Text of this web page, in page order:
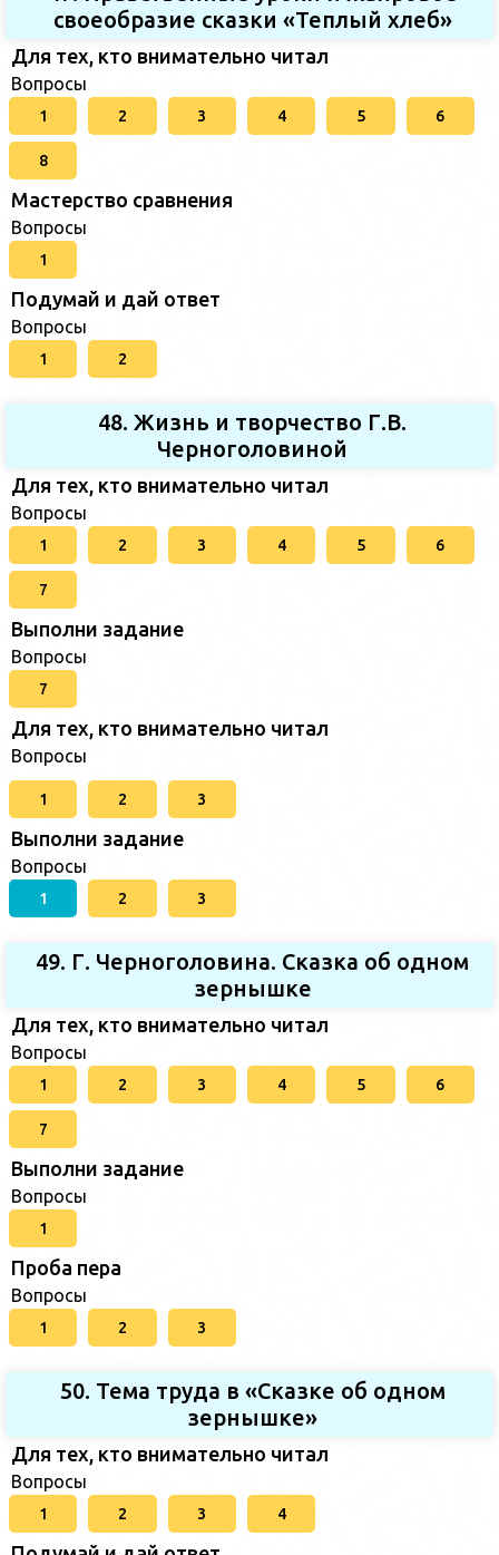
своеобразие сказки «Теплый хлеб»
Для тех, кто внимательно читал
Вопросы
1 2 3 4 5 6
8
Мастерство сравнения
Вопросы
1
Подумай и дай ответ
Вопросы
1 2
48. Жизнь и творчество Г.В.
Черноголовиной
Для тех, кто внимательно читал
Вопросы
1 2 3 4 5 6
7
Выполни задание
Вопросы
7
Для тех, кто внимательно читал
Вопросы
1 2 3
Выполни задание
Вопросы
1 2 3
49. Г. Черноголовина. Сказка об одном
зернышке
Для тех, кто внимательно читал
Вопросы
1 2 3 4 5 6
7
Выполни задание
Вопросы
1
Проба пера
Вопросы
1 2 3
50. Тема труда в «Сказке об одном
зернышке»
Для тех, кто внимательно читал
Вопросы
1 2 3 4